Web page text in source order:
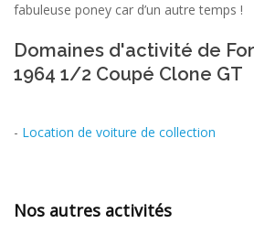
fabuleuse poney car d’un autre temps !
Domaines d'activité de
1964 1/2 Coupé Clone GT
- Location de voiture de collection
Nos autres activités